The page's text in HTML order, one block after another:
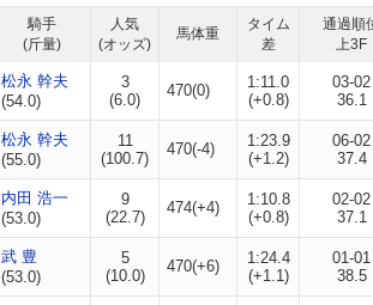
騎手
(斤量)
人気
(オッズ)
馬体重
タイム
差
通過順
上3F
松永 幹夫
(54.0)
3
(6.0)
470(0)
1:11.0
(+0.8)
03-02
36.1
松永 幹夫
(55.0)
11
(100.7)
470(-4)
1:23.9
(+1.2)
06-02
37.4
内田 浩一
(53.0)
9
(22.7)
474(+4)
1:10.8
(+0.8)
02-02
37.1
武 豊
(53.0)
5
(10.0)
470(+6)
1:24.4
(+1.1)
01-01
38.5